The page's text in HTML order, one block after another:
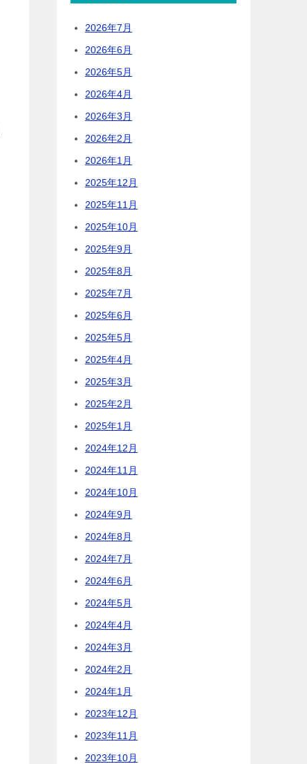
2026年7月
2026年6月
2026年5月
2026年4月
2026年3月
2026年2月
2026年1月
2025年12月
2025年11月
2025年10月
2025年9月
2025年8月
2025年7月
2025年6月
2025年5月
2025年4月
2025年3月
2025年2月
2025年1月
2024年12月
2024年11月
2024年10月
2024年9月
2024年8月
2024年7月
2024年6月
2024年5月
2024年4月
2024年3月
2024年2月
2024年1月
2023年12月
2023年11月
2023年10月